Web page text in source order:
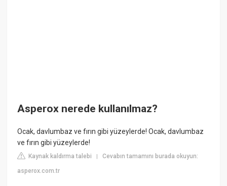
Asperox nerede kullanılmaz?
Ocak, davlumbaz ve fırın gibi yüzeylerde! Ocak, davlumbaz
ve fırın gibi yüzeylerde!
Kaynak kaldırma talebi |Cevabın tamamını burada okuyun:
asperox.com.tr